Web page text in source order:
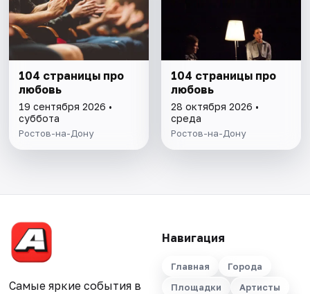
104 страницы про
любовь
19 сентября 2026 •
суббота
Ростов-на-Дону
104 страницы про
любовь
28 октября 2026 •
среда
Ростов-на-Дону
Самые яркие события в
Навигация
Главная
Города
Площадки
Артисты